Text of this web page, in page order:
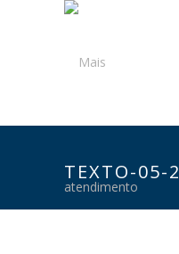
TEXTO-05-